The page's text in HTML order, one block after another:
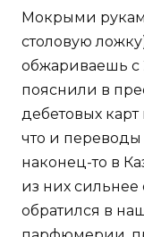
Мокрыми
столовую
обжариваешь с
пояснили в
дебетовых
что и переводы
наконец-то в
из них сильнее
обратился в